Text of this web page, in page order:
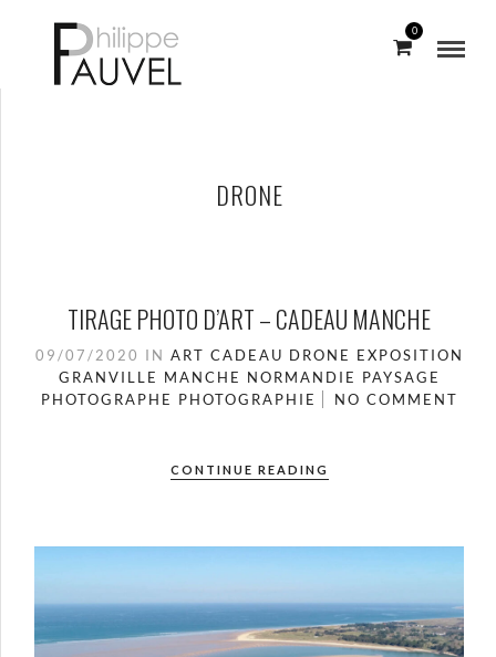
0
DRONE
TIRAGE PHOTO D’ART – CADEAU MANCHE
09/07/2020 IN ART CADEAU DRONE EXPOSITION
GRANVILLE MANCHE NORMANDIE PAYSAGE
PHOTOGRAPHE PHOTOGRAPHIE NO COMMENT
CONTINUE READING